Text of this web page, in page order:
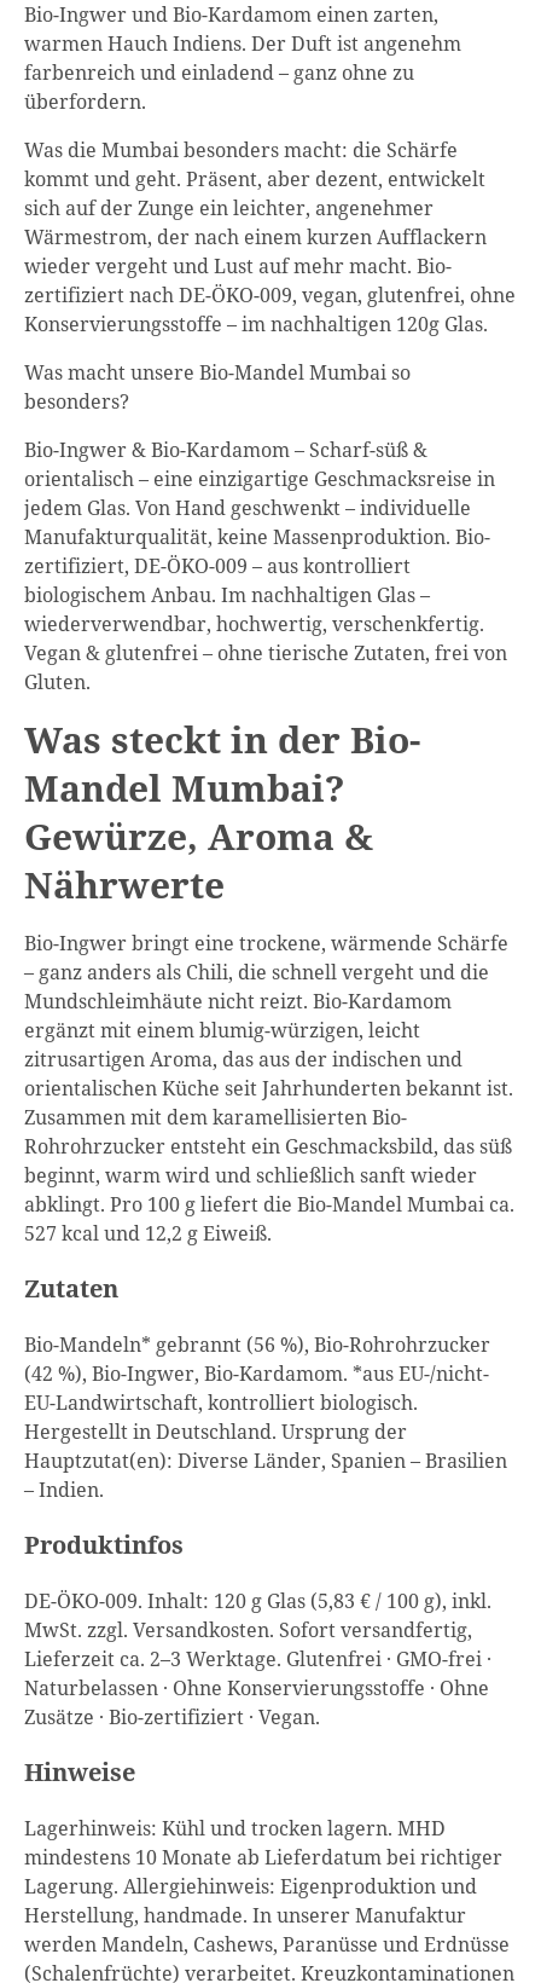
Bio-Ingwer und Bio-Kardamom einen zarten,
warmen Hauch Indiens. Der Duft ist angenehm
farbenreich und einladend – ganz ohne zu
überfordern.
Was die Mumbai besonders macht: die Schärfe
kommt und geht. Präsent, aber dezent, entwickelt
sich auf der Zunge ein leichter, angenehmer
Wärmestrom, der nach einem kurzen Aufflackern
wieder vergeht und Lust auf mehr macht. Bio-
zertifiziert nach DE-ÖKO-009, vegan, glutenfrei, ohne
Konservierungsstoffe – im nachhaltigen 120g Glas.
Was macht unsere Bio-Mandel Mumbai so
besonders?
Bio-Ingwer & Bio-Kardamom – Scharf-süß &
orientalisch – eine einzigartige Geschmacksreise in
jedem Glas. Von Hand geschwenkt – individuelle
Manufakturqualität, keine Massenproduktion. Bio-
zertifiziert, DE-ÖKO-009 – aus kontrolliert
biologischem Anbau. Im nachhaltigen Glas –
wiederverwendbar, hochwertig, verschenkfertig.
Vegan & glutenfrei – ohne tierische Zutaten, frei von
Gluten.
Was steckt in der Bio-
Mandel Mumbai?
Gewürze, Aroma &
Nährwerte
Bio-Ingwer bringt eine trockene, wärmende Schärfe
– ganz anders als Chili, die schnell vergeht und die
Mundschleimhäute nicht reizt. Bio-Kardamom
ergänzt mit einem blumig-würzigen, leicht
zitrusartigen Aroma, das aus der indischen und
orientalischen Küche seit Jahrhunderten bekannt ist.
Zusammen mit dem karamellisierten Bio-
Rohrohrzucker entsteht ein Geschmacksbild, das süß
beginnt, warm wird und schließlich sanft wieder
abklingt. Pro 100 g liefert die Bio-Mandel Mumbai ca.
527 kcal und 12,2 g Eiweiß.
Zutaten
Bio-Mandeln* gebrannt (56 %), Bio-Rohrohrzucker
(42 %), Bio-Ingwer, Bio-Kardamom. *aus EU-/nicht-
EU-Landwirtschaft, kontrolliert biologisch.
Hergestellt in Deutschland. Ursprung der
Hauptzutat(en): Diverse Länder, Spanien – Brasilien
– Indien.
Produktinfos
DE-ÖKO-009. Inhalt: 120 g Glas (5,83 € / 100 g), inkl.
MwSt. zzgl. Versandkosten. Sofort versandfertig,
Lieferzeit ca. 2–3 Werktage. Glutenfrei · GMO-frei ·
Naturbelassen · Ohne Konservierungsstoffe · Ohne
Zusätze · Bio-zertifiziert · Vegan.
Hinweise
Lagerhinweis: Kühl und trocken lagern. MHD
mindestens 10 Monate ab Lieferdatum bei richtiger
Lagerung. Allergiehinweis: Eigenproduktion und
Herstellung, handmade. In unserer Manufaktur
werden Mandeln, Cashews, Paranüsse und Erdnüsse
(Schalenfrüchte) verarbeitet. Kreuzkontaminationen